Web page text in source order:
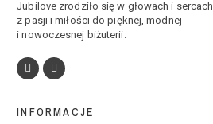
Jubilove zrodziło się w głowach i sercach
z pasji i miłości do pięknej, modnej
i nowoczesnej biżuterii.
INFORMACJE